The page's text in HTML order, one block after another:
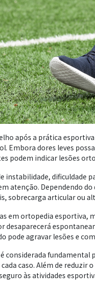
após a prática
Embora dores leves
podem indicar lesões
instabilidade, dificuldade
atenção. Dependendo
sobrecarga articular ou
em ortopedia esportiva,
desaparecerá
pode agravar lesões e
considerada
caso. Além de
às atividades